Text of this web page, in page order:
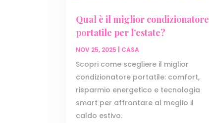
Qual è il miglior condizionatore
portatile per l’estate?
NOV 25, 2025 CASA
Scopri come scegliere il miglior
condizionatore portatile: comfort,
risparmio energetico e tecnologia
smart per affrontare al meglio il
caldo estivo.